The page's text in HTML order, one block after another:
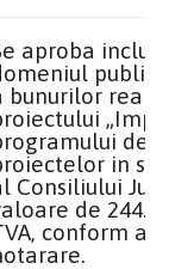
aproba
public
bunurilor
de
in
Consiliului
de
conform